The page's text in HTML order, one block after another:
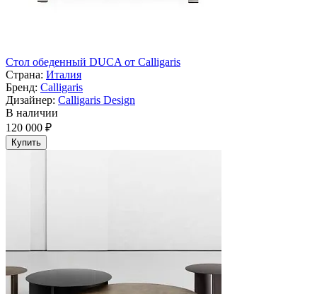
Cтол обеденный DUCA от Calligaris
Страна: Италия
Бренд: Calligaris
Дизайнер: Calligaris Design
В наличии
120 000 ₽
Купить